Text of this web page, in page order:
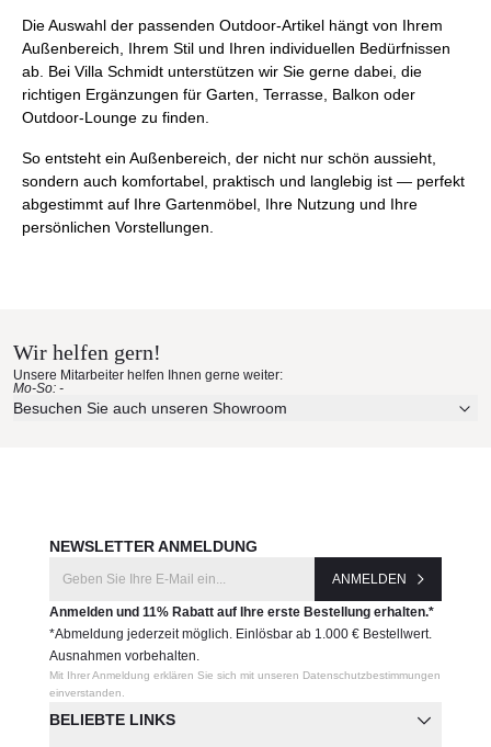
Die Auswahl der passenden Outdoor-Artikel hängt von Ihrem
Außenbereich, Ihrem Stil und Ihren individuellen Bedürfnissen
ab. Bei Villa Schmidt unterstützen wir Sie gerne dabei, die
richtigen Ergänzungen für Garten, Terrasse, Balkon oder
Outdoor-Lounge zu finden.
So entsteht ein Außenbereich, der nicht nur schön aussieht,
sondern auch komfortabel, praktisch und langlebig ist — perfekt
abgestimmt auf Ihre Gartenmöbel, Ihre Nutzung und Ihre
persönlichen Vorstellungen.
Wir helfen gern!
Unsere Mitarbeiter helfen Ihnen gerne weiter:
Mo-So: -
Besuchen Sie auch unseren Showroom
BELIEBTE LINKS
NEWSLETTER ANMELDUNG
ANMELDEN
Anmelden und 11% Rabatt auf Ihre erste Bestellung erhalten.*
*Abmeldung jederzeit möglich. Einlösbar ab 1.000 € Bestellwert.
Ausnahmen vorbehalten.
Mit Ihrer Anmeldung erklären Sie sich mit unseren Datenschutzbestimmungen
einverstanden.